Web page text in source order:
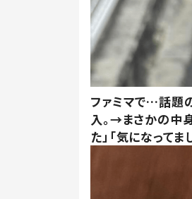
ファミマで…話題
入。→まさかの中
た」「気になってま